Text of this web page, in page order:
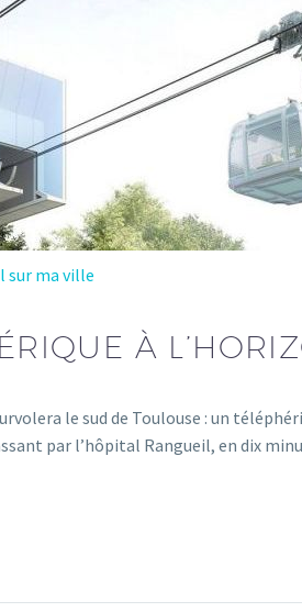
sur ma ville
À
le sud de Toulouse : un
par l’hôpital Rangueil, en dix